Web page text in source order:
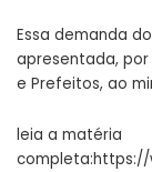
Essa demanda
apresentada,
e Prefeitos, ao
leia a matéria
completa:https://